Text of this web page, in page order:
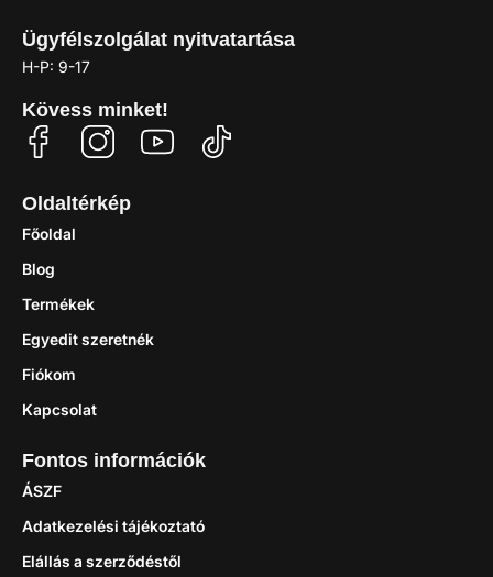
Ügyfélszolgálat nyitvatartása
H-P: 9-17
Kövess minket!
Oldaltérkép
Főoldal
Blog
Termékek
Egyedit szeretnék
Fiókom
Kapcsolat
Fontos információk
ÁSZF
Adatkezelési tájékoztató
Elállás a szerződéstől